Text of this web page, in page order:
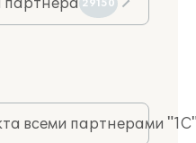
партнера 29150
всеми партнерами